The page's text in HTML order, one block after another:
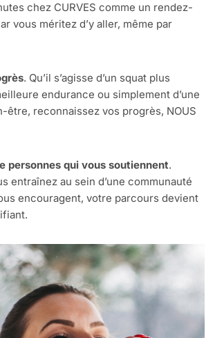
chez CURVES comme un rendez-
vous méritez d’y aller, même par
. Qu’il s’agisse d’un squat plus
endurance ou simplement d’une
être, reconnaissez vos progrès, NOUS
personnes qui vous soutiennent.
entraînez au sein d’une communauté
encouragent, votre parcours devient